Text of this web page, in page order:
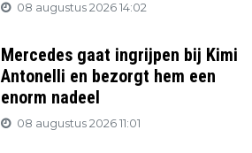
08 augustus 2026 14:02
Mercedes gaat ingrijpen bij Kimi
Antonelli en bezorgt hem een
enorm nadeel
08 augustus 2026 11:01